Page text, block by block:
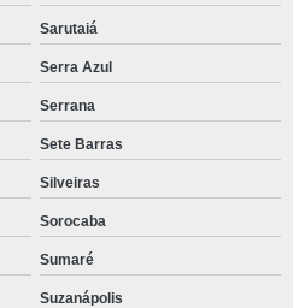
Sarutaiá
Serra Azul
Serrana
Sete Barras
Silveiras
Sorocaba
Sumaré
Suzanápolis